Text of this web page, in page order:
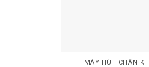
MÁY HÚT CHÂN